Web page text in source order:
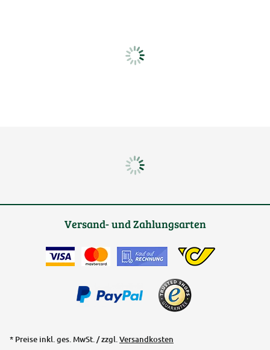
Versand- und Zahlungsarten
* Preise inkl. ges. MwSt. / zzgl.Versandkosten